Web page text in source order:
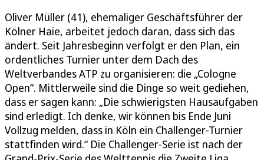
Oliver Müller (41), ehemaliger Geschäftsführer der
Kölner Haie, arbeitet jedoch daran, dass sich das
ändert. Seit Jahresbeginn verfolgt er den Plan, ein
ordentliches Turnier unter dem Dach des
Weltverbandes ATP zu organisieren: die „Cologne
Open“. Mittlerweile sind die Dinge so weit gediehen,
dass er sagen kann: „Die schwierigsten Hausaufgaben
sind erledigt. Ich denke, wir können bis Ende Juni
Vollzug melden, dass in Köln ein Challenger-Turnier
stattfinden wird.“ Die Challenger-Serie ist nach der